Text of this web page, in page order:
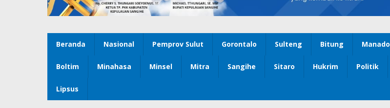
Beranda Nasional Pemprov Sulut Gorontalo Sulteng Bitung Manado
Boltim Minahasa Minsel Mitra Sangihe Sitaro Hukrim Politik
Lipsus